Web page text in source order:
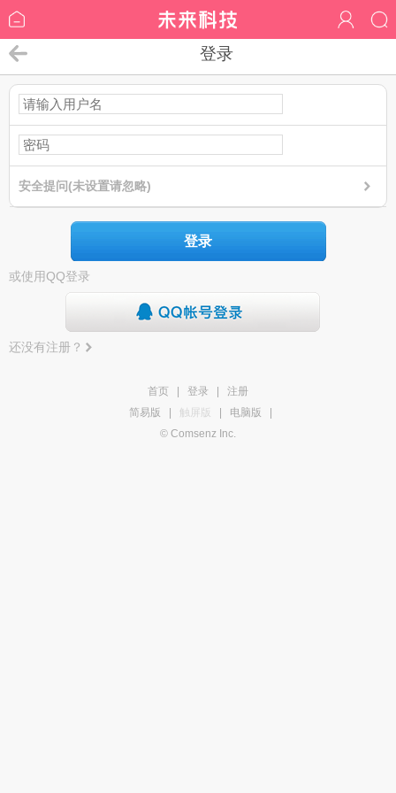
登录
安全提问(未设置请忽略)
登录
或使用QQ登录
还没有注册？
首页 登录
注册
简易版
触屏版 电脑版
© Comsenz Inc.